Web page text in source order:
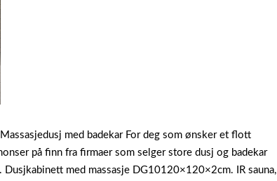
med badekar For deg som ønsker et flott
på finn fra firmaer som selger store dusj og badekar
med massasje DG10120×120×2cm. IR sauna,